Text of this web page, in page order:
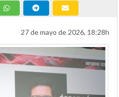
27 de mayo de 2026, 18:28h